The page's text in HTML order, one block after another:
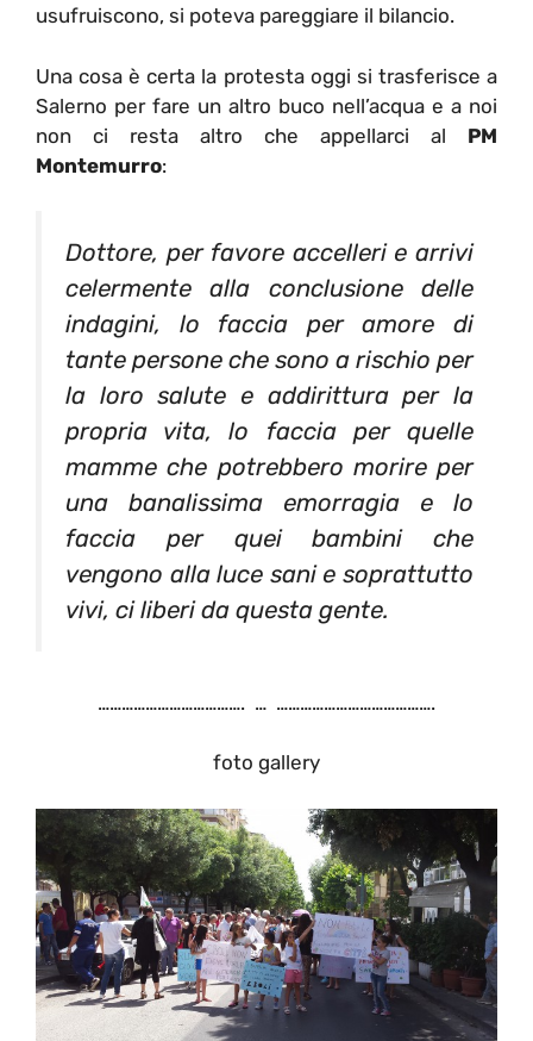
usufruiscono, si poteva pareggiare il bilancio.
Una cosa è certa la protesta oggi si trasferisce a
Salerno per fare un altro buco nell’acqua e a noi
non ci resta altro che appellarci al PM
Montemurro:
Dottore, per favore accelleri e arrivi
celermente alla conclusione delle
indagini, lo faccia per amore di
tante persone che sono a rischio per
la loro salute e addirittura per la
propria vita, lo faccia per quelle
mamme che potrebbero morire per
una banalissima emorragia e lo
faccia per quei bambini che
vengono alla luce sani e soprattutto
vivi, ci liberi da questa gente.
………………………………. … ………………………………….
foto gallery